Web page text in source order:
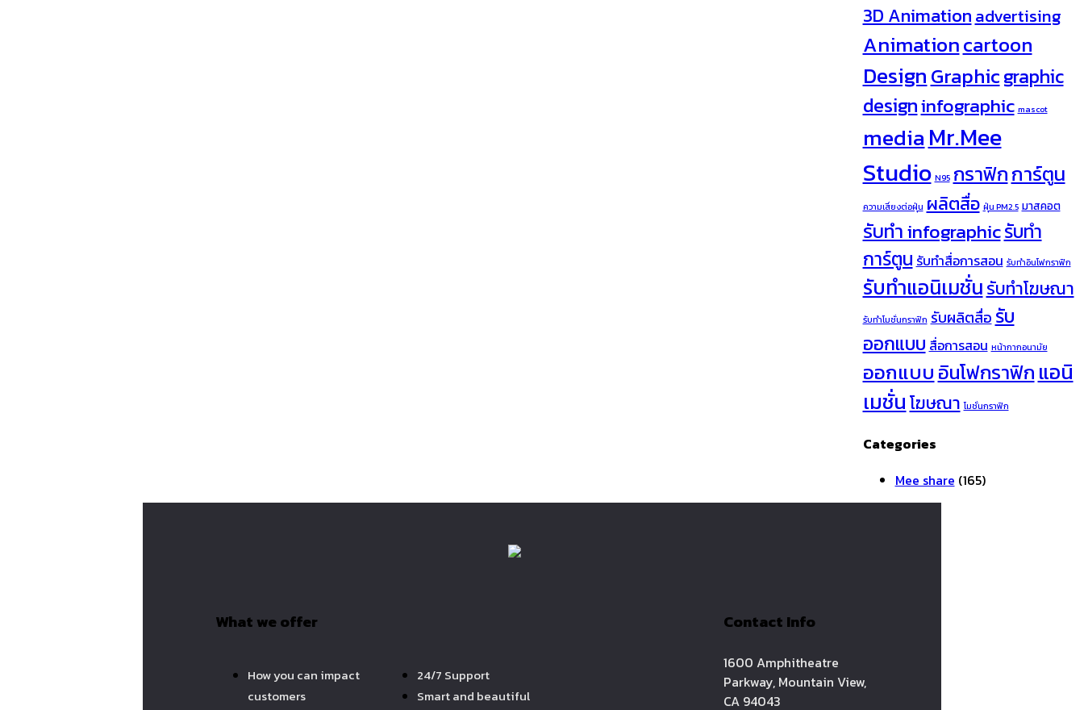
3D Animationadvertising
Animationcartoon
DesignGraphicgraphic
designinfographic mascot
mediaMr.Mee
Studio N95 กราฟิกการ์ตูน
ความเสี่ยงต่อฝุ่น ผลิตสื่อ ฝุ่น PM2.5 มาสคอต
รับทำ infographicรับทำ
การ์ตูน รับทำสื่อการสอน รับทำอินโฟกราฟิก
รับทำแอนิเมชั่นรับทำโฆษณา
รับทำโมชั่นกราฟิก รับผลิตสื่อ รับ
ออกแบบ สื่อการสอน หน้ากากอนามัย
ออกแบบ อินโฟกราฟิก แอนิ
เมชั่นโฆษณา โมชั่นกราฟิก
Categories
Mee share (165)
What we offer
How you can impact
customers
24/7 Support
Smart and beautiful
Contact Info
1600 Amphitheatre
Parkway, Mountain View,
CA 94043